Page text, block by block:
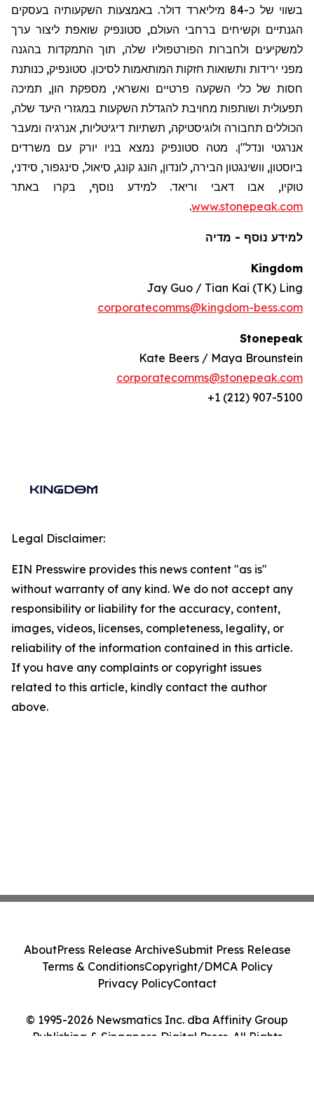
בשווי של כ-84 מיליארד דולר. באמצעות השקעותיה בעסקים
הגנתיים וקשיחים ברחבי העולם, סטונפיק שואפת ליצור ערך
למשקיעים ולחברות הפורטפוליו שלה, תוך התמקדות בהגנה
מפני ירידות ותשואות חזקות המותאמות לסיכון. סטונפיק, כנותנת
חסות של כלי השקעה פרטיים ואשראי, מספקת הון, תמיכה
תפעולית ושותפות מחויבת להגדלת השקעות במגזרי היעד שלה,
הכוללים תחבורה ולוגיסטיקה, תשתיות דיגיטליות, אנרגיה ומעבר
אנרגטי ונדל"ן. מטה סטונפיק נמצא בניו יורק עם משרדים
ביוסטון, וושינגטון הבירה, לונדון, הונג קונג, סיאול, סינגפור, סידני,
טוקיו, אבו דאבי וריאד. למידע נוסף, בקרו באתר
www.stonepeak.com
.
למידע נוסף - מדיה
Kingdom
Jay Guo / Tian Kai (TK) Ling
corporatecomms@kingdom-bess.com
Stonepeak
Kate Beers / Maya Brounstein
corporatecomms@stonepeak.com
+1 (212) 907-5100
Legal Disclaimer:
EIN Presswire provides this news content "as is"
without warranty of any kind. We do not accept any
responsibility or liability for the accuracy, content,
images, videos, licenses, completeness, legality, or
reliability of the information contained in this article.
If you have any complaints or copyright issues
related to this article, kindly contact the author
above.
© 1995-2026 Newsmatics Inc. dba Affinity Group
Publishing & Singapore Digital Press. All Rights
AboutPress Release ArchiveSubmit Press Release
Terms & ConditionsCopyright/DMCA Policy
Privacy PolicyContact